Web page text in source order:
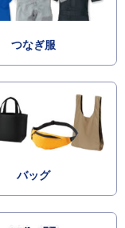
つなぎ服
バッグ